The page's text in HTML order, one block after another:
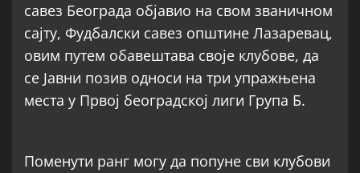
савез Београда објавио на свом званичном
сајту, Фудбалски савез општине Лазаревац,
овим путем обавештава своје клубове, да
се Јавни позив односи на три упражњена
места у Првој београдској лиги Група Б.
Поменути ранг могу да попуне сви клубови